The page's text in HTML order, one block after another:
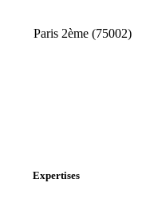
Paris 2ème (75002)
Expertises